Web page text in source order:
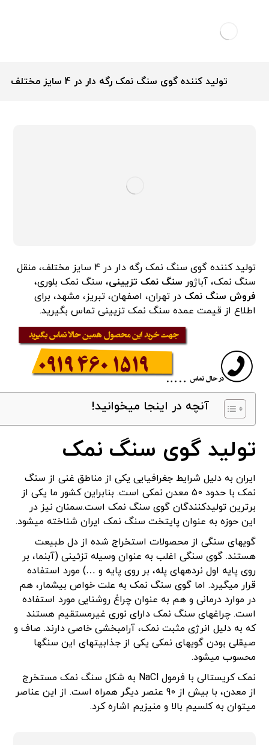
تولید کننده گوی سنگ نمک رگه دار در 4 سایز مختلف
تولید کننده گوی سنگ نمک رگه دار در 4 سایز مختلف، منقل
سنگ نمک، آباژور سنگ نمک تزیینی، سنگ نمک بلوری،
فروش سنگ نمک در تهران، اصفهان، تبریز، مشهد، برای
اطلاع از قیمت عمده سنگ نمک تزیینی تماس بگیرید.
آنچه در اینجا میخوانید!
تولید گوی سنگ نمک
ایران به دلیل شرایط جغرافیایی یکی از مناطق غنی از سنگ
نمک با حدود 50 معدن نمکی است. بنابراین کشور ما یکی از
برترین تولیدکنندگان گوی سنگ نمک است.سمنان نیز در
این حوزه به عنوان پایتخت سنگ نمک ایران شناخته می­شود.
گوی­های سنگی از محصولات استخراج شده از دل طبیعت
هستند. گوی سنگی اغلب به عنوان وسیله تزئینی (آبنما، بر
روی پایه اول نرده­های پله، بر روی پایه و …) مورد استفاده
قرار می­گیرد. اما گوی سنگ نمک به علت خواص بی­شمار، هم
در موارد درمانی و هم به عنوان چراغ روشنایی مورد استفاده
است. چراغ­های سنگ نمک دارای نوری غیرمستقیم هستند
که به دلیل انرژی مثبت نمک، آرامبخشی خاصی دارند. صاف و
صیقلی بودن گوی­های نمکی یکی از جذابیت­های این سنگ­ها
محسوب می­شود.
نمک کریستالی با فرمول NaCl به شکل سنگ نمک مستخرج
از معدن، با بیش از 90 عنصر دیگر همراه است. از این عناصر
می­توان به کلسیم بالا و منیزیم اشاره کرد.